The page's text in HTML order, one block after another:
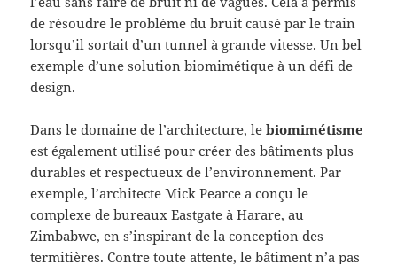
de résoudre le problème du bruit causé par le train
lorsqu’il sortait d’un tunnel à grande vitesse. Un bel
exemple d’une solution biomimétique à un défi de
design.
Dans le domaine de l’architecture, lebiomimétisme
est également utilisé pour créer des bâtiments plus
durables et respectueux de l’environnement. Par
exemple, l’architecte Mick Pearce a conçu le
complexe de bureaux Eastgate à Harare, au
Zimbabwe, en s’inspirant de la conception des
termitières. Contre toute attente, le bâtiment n’a pas